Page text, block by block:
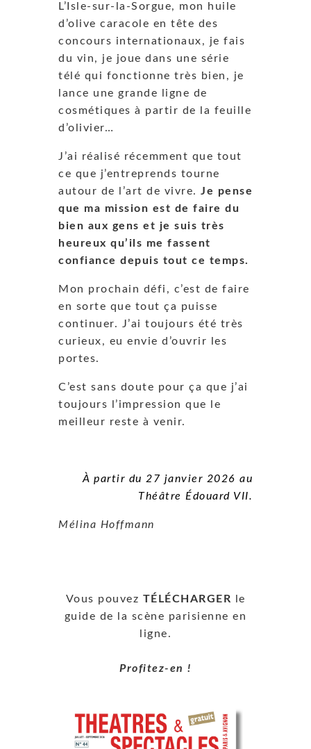
L’Isle-sur-la-Sorgue, mon huile
d’olive caracole en tête des
concours internationaux, je fais
du vin, je joue dans une série
télé qui fonctionne très bien, je
lance une grande ligne de
cosmétiques à partir de la feuille
d’olivier…
J’ai réalisé récemment que tout
ce que j’entreprends tourne
autour de l’art de vivre. Je pense
que ma mission est de faire du
bien aux gens et je suis très
heureux qu’ils me fassent
confiance depuis tout ce temps.
Mon prochain défi, c’est de faire
en sorte que tout ça puisse
continuer. J’ai toujours été très
curieux, eu envie d’ouvrir les
portes.
C’est sans doute pour ça que j’ai
toujours l’impression que le
meilleur reste à venir.
À partir du 27 janvier 2026 au
Théâtre Édouard VII.
Mélina Hoffmann
Vous pouvez TÉLÉCHARGER le
guide de la scène parisienne en
ligne.
Profitez-en !